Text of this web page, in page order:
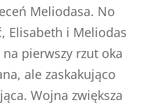
Meliodasa. No
Elisabeth i Meliodas
pierwszy rzut oka
ale zaskakująco
Wojna zwiększa